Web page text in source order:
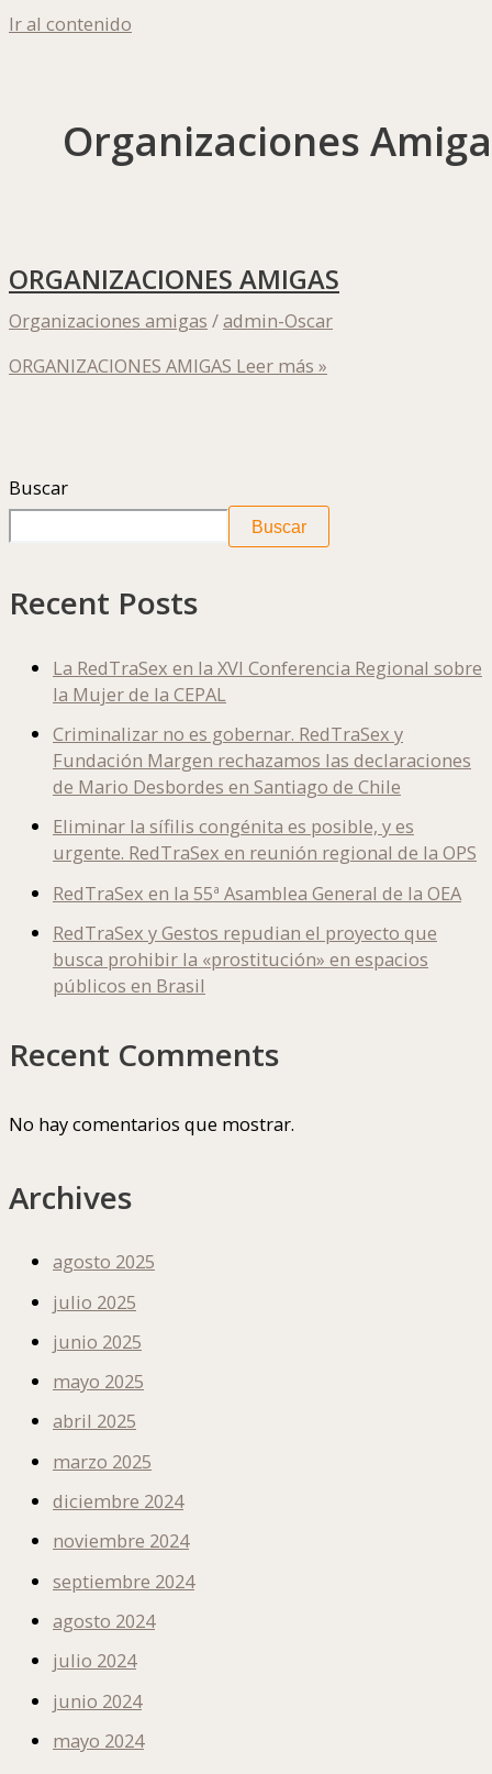
Ir al contenido
Organizaciones
ORGANIZACIONES AMIGAS
Organizaciones amigas /admin-Oscar
ORGANIZACIONES AMIGAS Leer más »
Buscar
Buscar
Recent Posts
La RedTraSex en la XVI Conferencia Regional sobre
la Mujer de la CEPAL
Criminalizar no es gobernar. RedTraSex y
Fundación Margen rechazamos las declaraciones
de Mario Desbordes en Santiago de Chile
Eliminar la sífilis congénita es posible, y es
urgente. RedTraSex en reunión regional de la OPS
RedTraSex en la 55ª Asamblea General de la OEA
RedTraSex y Gestos repudian el proyecto que
busca prohibir la «prostitución» en espacios
públicos en Brasil
Recent Comments
No hay comentarios que mostrar.
Archives
agosto 2025
julio 2025
junio 2025
mayo 2025
abril 2025
marzo 2025
diciembre 2024
noviembre 2024
septiembre 2024
agosto 2024
julio 2024
junio 2024
mayo 2024